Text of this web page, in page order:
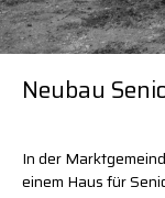
News
Copyright
Neubau
In der
einem Haus für